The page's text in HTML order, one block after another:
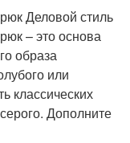
Деловой стиль
– это основа
образа
или
классических
Дополните